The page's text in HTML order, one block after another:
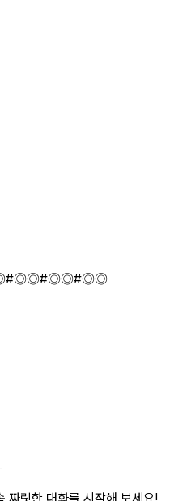
#◎◎#◎◎#◎◎